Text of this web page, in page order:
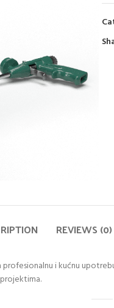
REVIEWS (0)
profesionalnu i kućnu